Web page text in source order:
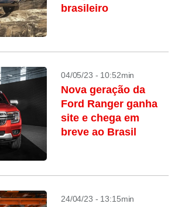
brasileiro
04/05/23 - 10:52min
Nova geração da
Ford Ranger ganha
site e chega em
breve ao Brasil
24/04/23 - 13:15min